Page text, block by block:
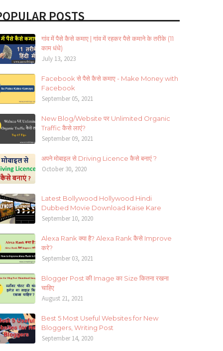
POSTS
गांव में पैसे कैसे कमाए | गांव में रहकर पैसे कमाने के तरीके (11
काम धंधे)
July 13, 2023
Facebook से पैसे कैसे कमाए - Make Money with
Facebook
September 05, 2021
New Blog/Website पर Unlimited Organic
Traffic कैसे लाएं?
September 09, 2021
अपने मोबाइल से Driving Licence कैसे बनाएं ?
October 30, 2020
Latest Bollywood Hollywood Hindi
Dubbed Movie Download Kaise Kare
September 10, 2020
Alexa Rank क्या है? Alexa Rank कैसे Improve
करे?
September 03, 2021
Blogger Post की Image का Size कितना रखना
चाहिए
August 21, 2021
Best 5 Most Useful Websites for New
Bloggers, Writing Post
September 14, 2020